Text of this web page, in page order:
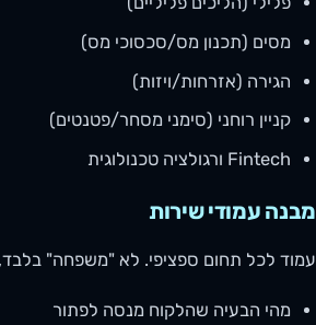
מסים (תכנון מס/סכסוכי מס)
הגירה (אזרחות/ויזות)
קניין רוחני (סימני מסחר/פטנטים)
Fintech ורגולציה טכנולוגית
מבנה עמודי שירות
עמוד לכל תחום ספציפי. לא "משפחה" בלבד,
מהי הבעיה שהלקוח מנסה לפתור